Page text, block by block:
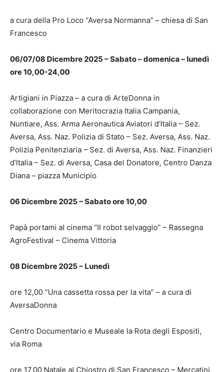
a cura della Pro Loco “Aversa Normanna” – chiesa di San
Francesco
06/07/08 Dicembre 2025 – Sabato – domenica – lunedì
ore 10,00-24,00
Artigiani in Piazza – a cura di ArteDonna in
collaborazione con Meritocrazia Italia Campania,
Nuntiare, Ass. Arma Aeronautica Aviatori d’Italia – Sez.
Aversa, Ass. Naz. Polizia di Stato – Sez. Aversa, Ass. Naz.
Polizia Penitenziaria – Sez. di Aversa, Ass. Naz. Finanzieri
d’Italia – Sez. di Aversa, Casa del Donatore, Centro Danza
Diana – piazza Municipio
06 Dicembre 2025 – Sabato ore 10,00
Papà portami al cinema “Il robot selvaggio” – Rassegna
AgroFestival – Cinema Vittoria
08 Dicembre 2025 – Lunedì
ore 12,00 “Una cassetta rossa per la vita” – a cura di
AversaDonna
Centro Documentario e Museale la Rota degli Espositi,
via Roma
ore 17,00 Natale al Chiostro di San Francesco – Mercatini